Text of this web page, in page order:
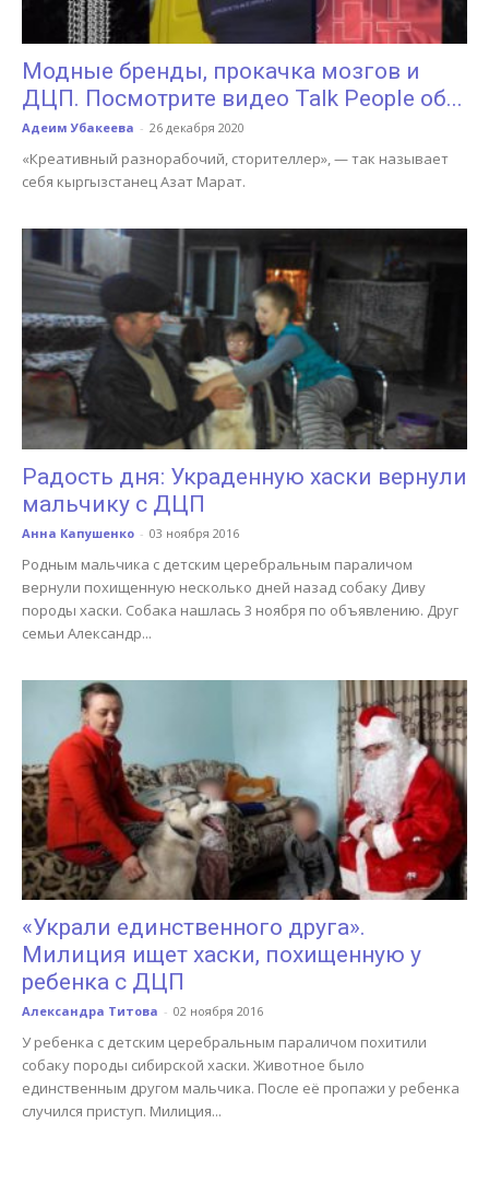
Модные бренды, прокачка мозгов и
ДЦП. Посмотрите видео Talk People об...
Адеим Убакеева - 26 декабря 2020
«Креативный разнорабочий, сторителлер», — так называет
себя кыргызстанец Азат Марат.
Радость дня: Украденную хаски вернули
мальчику с ДЦП
Анна Капушенко - 03 ноября 2016
Родным мальчика с детским церебральным параличом
вернули похищенную несколько дней назад собаку Диву
породы хаски. Собака нашлась 3 ноября по объявлению. Друг
семьи Александр...
«Украли единственного друга».
Милиция ищет хаски, похищенную у
ребенка с ДЦП
Александра Титова - 02 ноября 2016
У ребенка с детским церебральным параличом похитили
собаку породы сибирской хаски. Животное было
единственным другом мальчика. После её пропажи у ребенка
случился приступ. Милиция...